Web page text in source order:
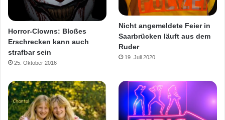
Horror-Clowns: Bloßes
Erschrecken kann auch
strafbar sein
25. Oktober 2016
Nicht angemeldete Feier in
Saarbrücken läuft aus dem
Ruder
19. Juli 2020